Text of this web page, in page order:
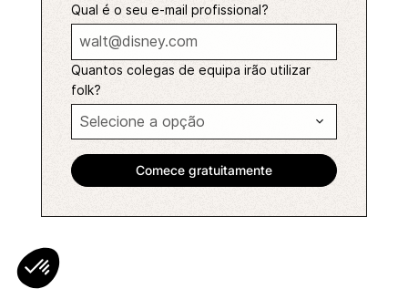
Qual é o seu e-mail profissional?
Quantos colegas de equipa irão utilizar
folk?